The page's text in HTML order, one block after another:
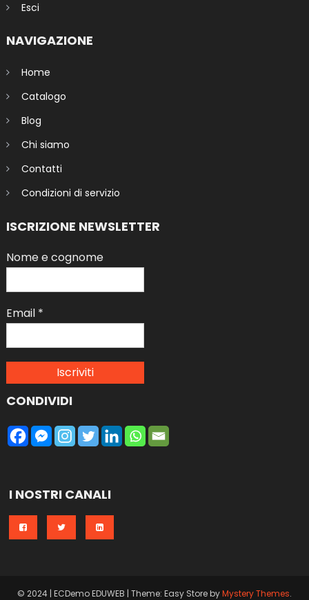
Esci
NAVIGAZIONE
Home
Catalogo
Blog
Chi siamo
Contatti
Condizioni di servizio
ISCRIZIONE NEWSLETTER
Nome e cognome
Email *
CONDIVIDI
I NOSTRI CANALI
© 2024 | ECDemo EDUWEB | Theme: Easy Store byMystery Themes.